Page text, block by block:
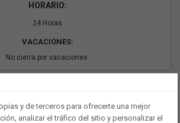
HORARIO:
24 Horas
VACACIONES:
No cierra por vacaciones.
y de terceros para ofrecerte una mejor
analizar el tráfico del sitio y personalizar el